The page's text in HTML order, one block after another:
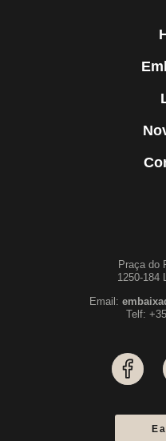
Praça do
1250-184
Email:
Telf: